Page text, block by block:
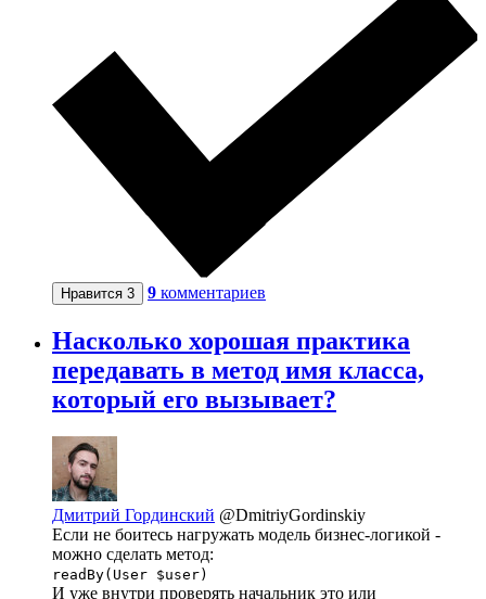
Нравится 3 9 комментариев
Насколько хорошая практика
передавать в метод имя класса,
который его вызывает?
Дмитрий Гординский @DmitriyGordinskiy
Если не боитесь нагружать модель бизнес-логикой -
можно сделать метод:
readBy(User $user)
И уже внутри проверять начальник это или